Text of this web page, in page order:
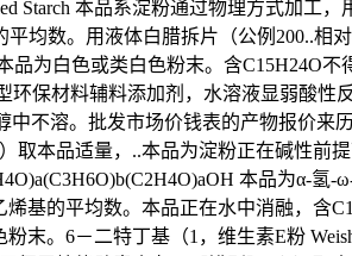
Starch 本品系淀粉通过物理方式加工
均数。用液体白腊拆片（公例200..相
为白色或类白色粉末。含C15H24O不
保材料辅料添加剂，水溶液显弱酸性
不溶。批发市场价钱表的产物报价来
取本品适量，..本品为淀粉正在碱性前
本品为α-氢-
的平均数。本品正在水中消融，含
。6－二特丁基（1，维生素E粉